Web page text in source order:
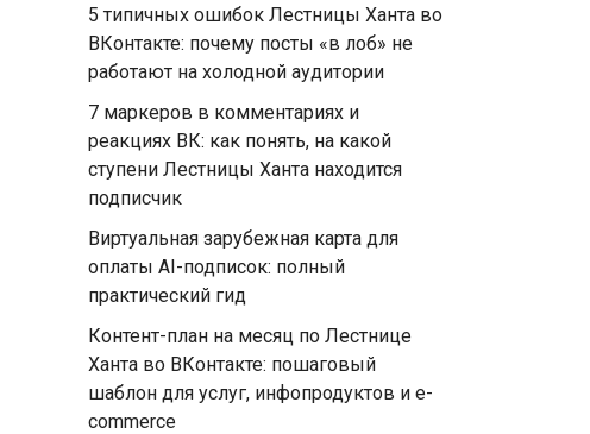
5 типичных ошибок Лестницы Ханта во
ВКонтакте: почему посты «в лоб» не
работают на холодной аудитории
7 маркеров в комментариях и
реакциях ВК: как понять, на какой
ступени Лестницы Ханта находится
подписчик
Виртуальная зарубежная карта для
оплаты AI-подписок: полный
практический гид
Контент-план на месяц по Лестнице
Ханта во ВКонтакте: пошаговый
шаблон для услуг, инфопродуктов и e-
commerce